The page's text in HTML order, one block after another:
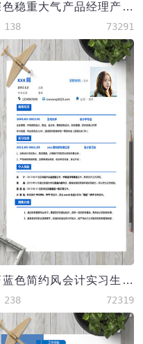
深色稳重大气产品经理产品运营简历
138 73291
蔚蓝色简约风会计实习生个人简历模板
238 72319